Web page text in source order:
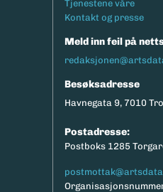
Tjenestene våre
Kontakt og presse
Meld inn feil på
Besøksadresse
Havnegata 9, 7010
Postadresse:
Postboks 1285